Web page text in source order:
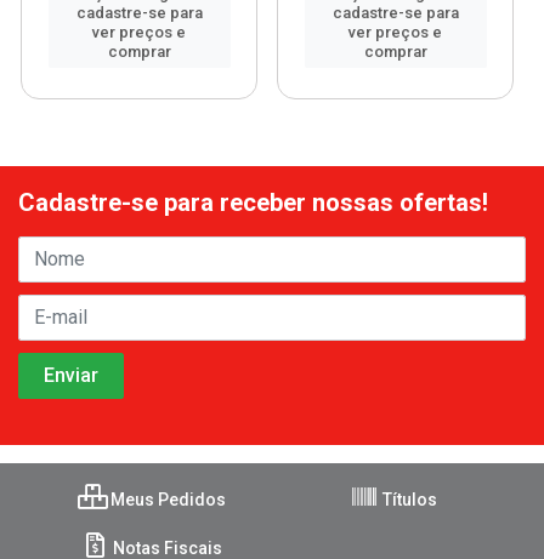
cadastre-se para
ver preços e
comprar
cadastre-se para
ver preços e
comprar
Cadastre-se para receber nossas ofertas!
Meus Pedidos Títulos
Notas Fiscais